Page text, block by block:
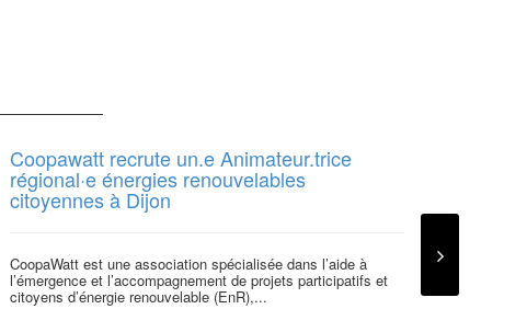
Coopawatt recrute un.e Animateur.trice
régional·e énergies renouvelables
citoyennes à Dijon
CoopaWatt est une association spécialisée dans l’aide à
l’émergence et l’accompagnement de projets participatifs et
citoyens d’énergie renouvelable (EnR),...
Traces de
ou en...